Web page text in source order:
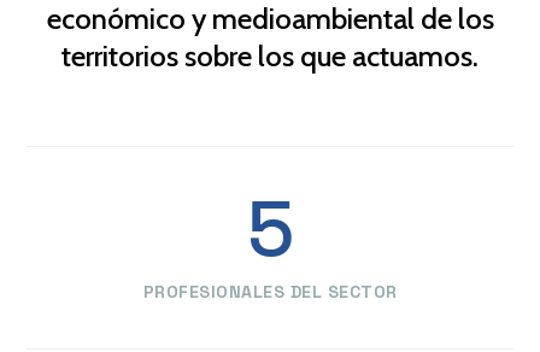
económico y medioambiental de los
territorios sobre los que actuamos.
5
PROFESIONALES DEL SECTOR